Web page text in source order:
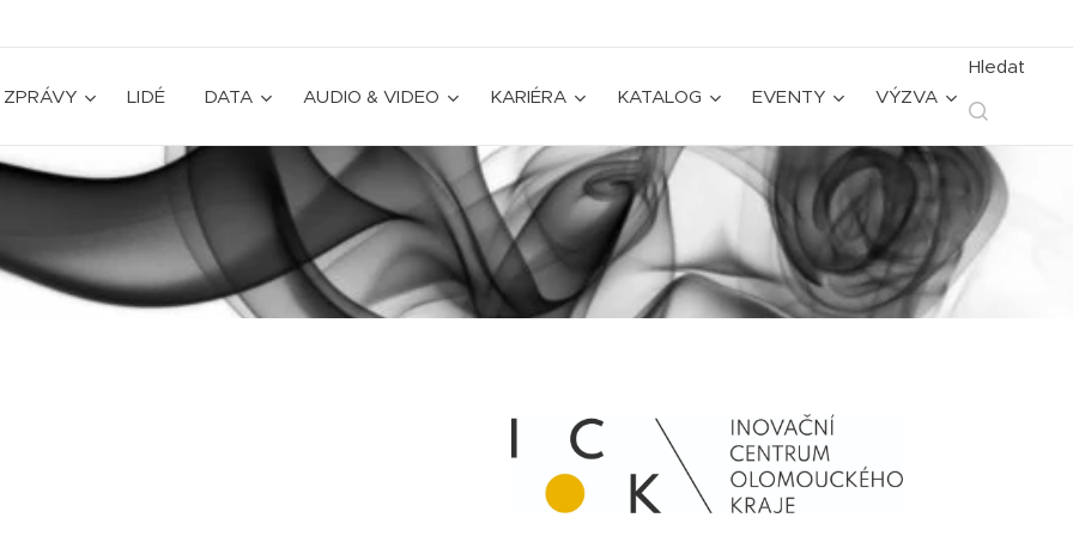
ZPRÁVY LIDÉ DATA AUDIO & VIDEO KARIÉRA KATALOG EVENTY VÝZVA
Hledat